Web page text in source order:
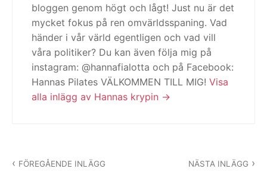
bloggen genom högt och lågt! Just nu är det
mycket fokus på ren omvärldsspaning. Vad
händer i vår värld egentligen och vad vill
våra politiker? Du kan även följa mig på
instagram: @hannafialotta och på Facebook:
Hannas Pilates VÄLKOMMEN TILL MIG! Visa
alla inlägg av Hannas krypin
FÖREGÅENDE INLÄGG NÄSTA INLÄGG